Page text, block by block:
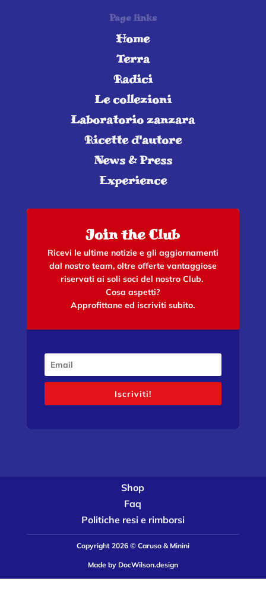
Page links
Home
Terra
Radici
Le collezioni
Laboratorio zanzara
Ricette d'autore
News & Press
Experience
Join the Club
Ricevi le ultime notizie e gli aggiornamenti
dal nostro team, oltre offerte vantaggiose
riservati ai soli soci del nostro Club.
Cosa aspetti?
Approfittane ed iscriviti subito.
Iscriviti!
Shop
Faq
Politiche resi e rimborsi
Copyright 2026 © Caruso & Minini
Made by DocWilson.design